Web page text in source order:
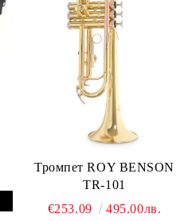
Тромпет ROY BENSON
TR-101
€253.09
495.00лв.